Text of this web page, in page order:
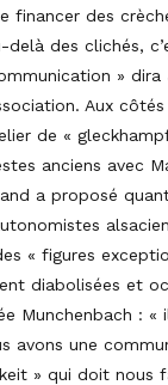
financer des
delà des clichés,
» dira
Aux
de «
anciens avec
a proposé
« figures
diabolisées et
Munchenbach :
avons une
» qui doit nous